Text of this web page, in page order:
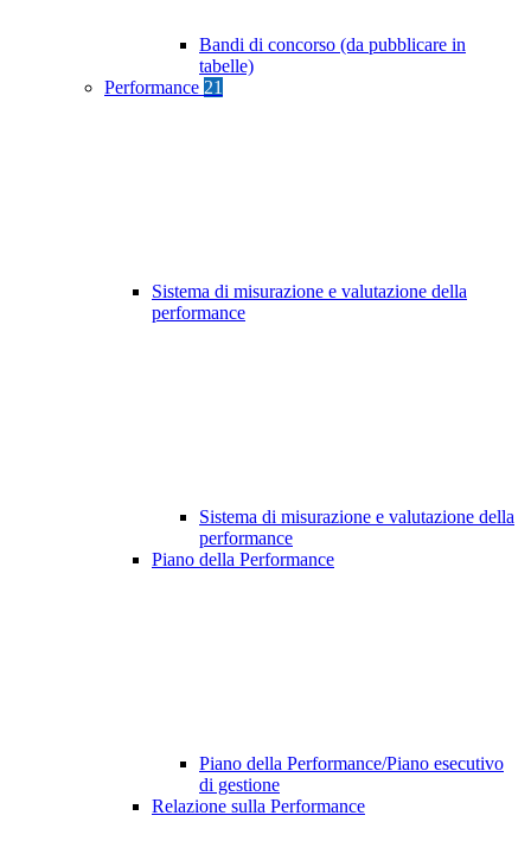
Bandi di concorso (da pubblicare in
tabelle)
Performance 21
Sistema di misurazione e valutazione della
performance
Sistema di misurazione e valutazione della
performance
Piano della Performance
Piano della Performance/Piano esecutivo
di gestione
Relazione sulla Performance